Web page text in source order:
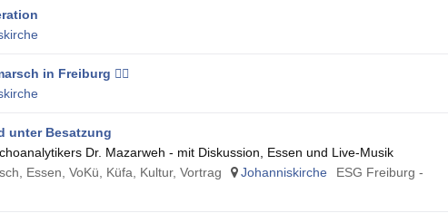
in Freiburg ❤️‍🔥
unter Besatzung
Dr. Mazarweh - mit Diskussion, Essen und Live-Musik
Essen, VoKü, Küfa, Kultur, Vortrag Johanniskirche
ESG Freiburg -